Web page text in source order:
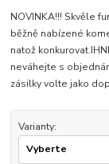
NOVINKA!!! Skvěle
běžně nabízené
natož
neváhejte s
zásilky volte jako
Varianty: